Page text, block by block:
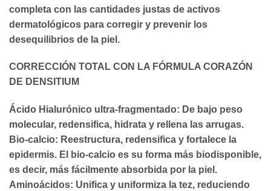
completa con las cantidades justas de activos
dermatológicos para corregir y prevenir los
desequilibrios de la piel.
CORRECCIÓN TOTAL CON LA FÓRMULA CORAZÓN
DE DENSITIUM
Ácido Hialurónico ultra-fragmentado: De bajo peso
molecular, redensifica, hidrata y rellena las arrugas.
Bio-calcio: Reestructura, redensifica y fortalece la
epidermis. El bio-calcio es su forma más biodisponible,
es decir, más fácilmente absorbida por la piel.
Aminoácidos: Unifica y uniformiza la tez, reduciendo